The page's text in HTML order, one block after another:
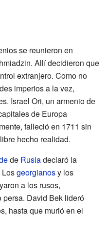
se reunieron en
Allí decidieron que
extranjero. Como no
imperios a la vez,
Israel Ori, un armenio de
de Europa
falleció en 1711 sin
hecho realidad.
de Rusiadeclaró la
Losgeorgianosy los
a los rusos,
David Bek lideró
hasta que murió en el